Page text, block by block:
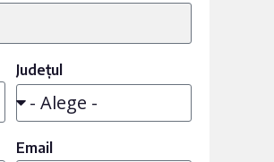
Județul
Email